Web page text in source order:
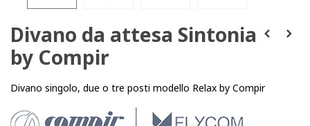
Divano da attesa Sintonia
by Compir
Divano singolo, due o tre posti modello Relax by Compir